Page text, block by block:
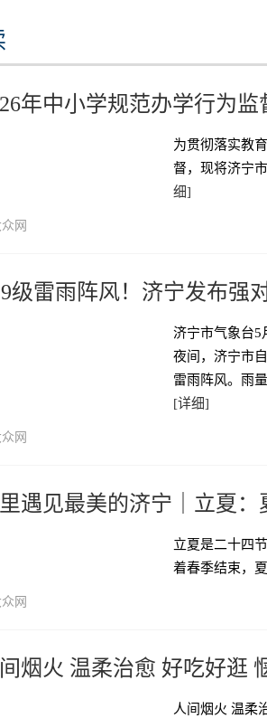
年中小学规范办学行为
为贯彻落实教
督，现将济宁
细]
网
级雷雨阵风！济宁发布强
济宁市气象台5
夜间，济宁市
雷雨阵风。雨
[详细]
网
遇见最美的济宁｜立夏
立夏是二十四
着春季结束，
网
烟火 温柔治愈 好吃好逛
人间烟火 温柔